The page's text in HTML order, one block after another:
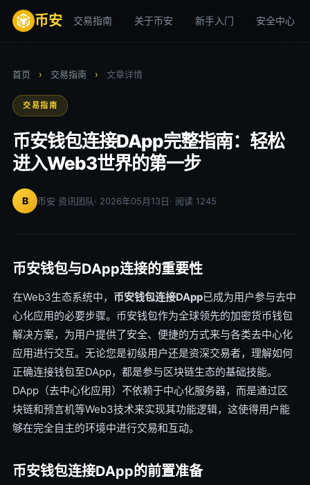
币安 交易指南 关于币安 新手入门 安全中心
首页 › 交易指南 › 文章详情
交易指南
币安钱包连接DApp完整指南：轻松
进入Web3世界的第一步
B 币安 资讯团队· 2026年05月13日· 阅读 1245
币安钱包与DApp连接的重要性
在Web3生态系统中， 币安钱包连接DApp已成为用户参与去中
心化应用的必要步骤。币安钱包作为全球领先的加密货币钱包
解决方案，为用户提供了安全、便捷的方式来与各类去中心化
应用进行交互。无论您是初级用户还是资深交易者，理解如何
正确连接钱包至DApp，都是参与区块链生态的基础技能。
DApp（去中心化应用）不依赖于中心化服务器，而是通过区
块链和预言机等Web3技术来实现其功能逻辑，这使得用户能
够在完全自主的环境中进行交易和互动。
币安钱包连接DApp的前置准备